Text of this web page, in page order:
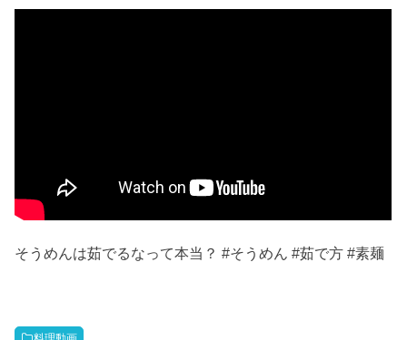
そうめんは茹でるなって本当？ #そうめん #茹で方 #素麺